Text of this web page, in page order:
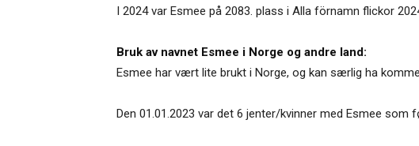
I 2024 var Esmee på 2083. plass i Alla förnamn flickor
Bruk av navnet Esmee i Norge og andre land:
Esmee har vært lite brukt i Norge, og kan særlig ha
Den 01.01.2023 var det 6 jenter/kvinner med Esmee som